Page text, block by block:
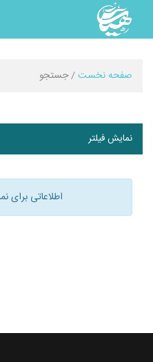
صفحه نخست/ جستجو
نمایش فیلتر
اطلاعاتی برای